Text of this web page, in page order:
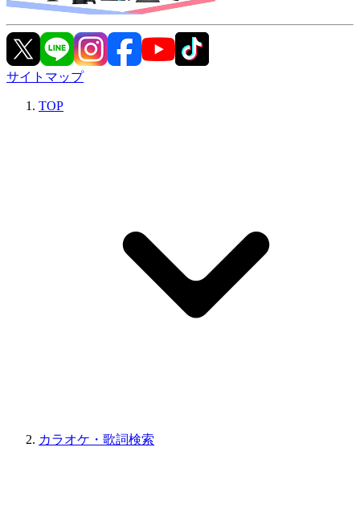
サイトマップ
TOP
カラオケ・歌詞検索